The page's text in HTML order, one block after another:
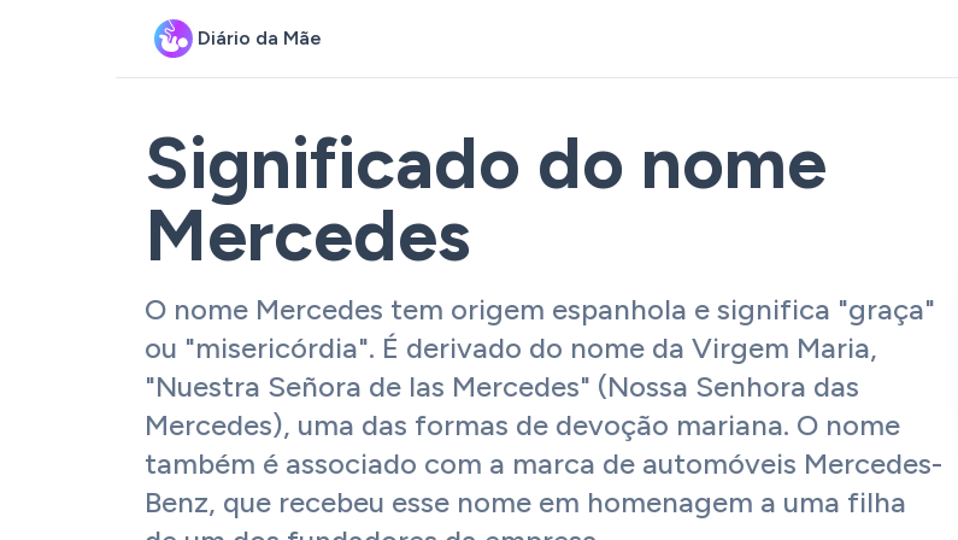
Diário da Mãe
Significado do nome
Mercedes
O nome Mercedes tem origem espanhola e significa "graça"
ou "misericórdia". É derivado do nome da Virgem Maria,
"Nuestra Señora de las Mercedes" (Nossa Senhora das
Mercedes), uma das formas de devoção mariana. O nome
também é associado com a marca de automóveis Mercedes-
Benz, que recebeu esse nome em homenagem a uma filha